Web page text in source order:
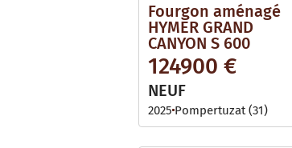
Fourgon aménagé
HYMER GRAND
CANYON S 600
124900 €
NEUF
2025 Pompertuzat (31)